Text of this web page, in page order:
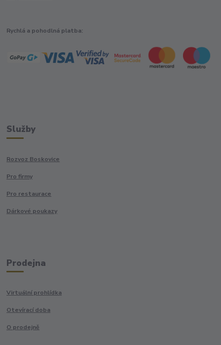
Rychlá a pohodlná platba:
Služby
Rozvoz Boskovice
Pro firmy
Pro restaurace
Dárkové poukazy
Prodejna
Virtuální prohlídka
Otevírací doba
O prodejně